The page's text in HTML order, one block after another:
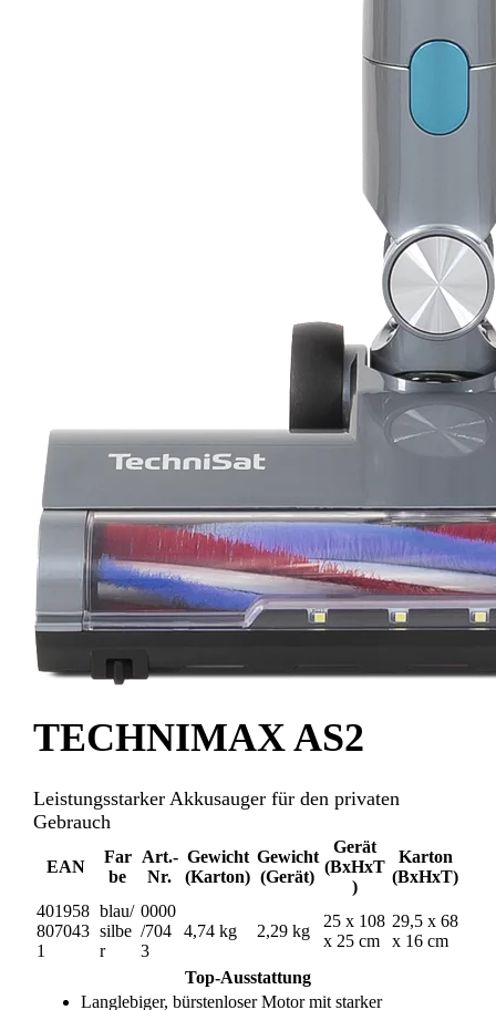
TECHNIMAX AS2
Leistungsstarker Akkusauger für den privaten
Gebrauch
EAN
Far
be
Art.-
Nr.
Gewicht
(Karton)
Gewicht
(Gerät)
Gerät
(BxHxT
)
Karton
(BxHxT)
401958
807043
1
blau/
silbe
r
0000
/704
3
4,74 kg 2,29 kg
25 x 108
x 25 cm
29,5 x 68
x 16 cm
Top-Ausstattung
Langlebiger, bürstenloser Motor mit starker